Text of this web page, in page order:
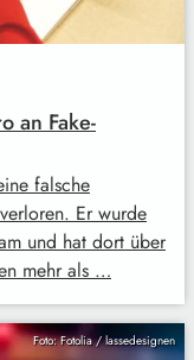
an Fake-
falsche
Er wurde
und hat dort über
mehr als …
Foto: Fotolia / lassedesignen